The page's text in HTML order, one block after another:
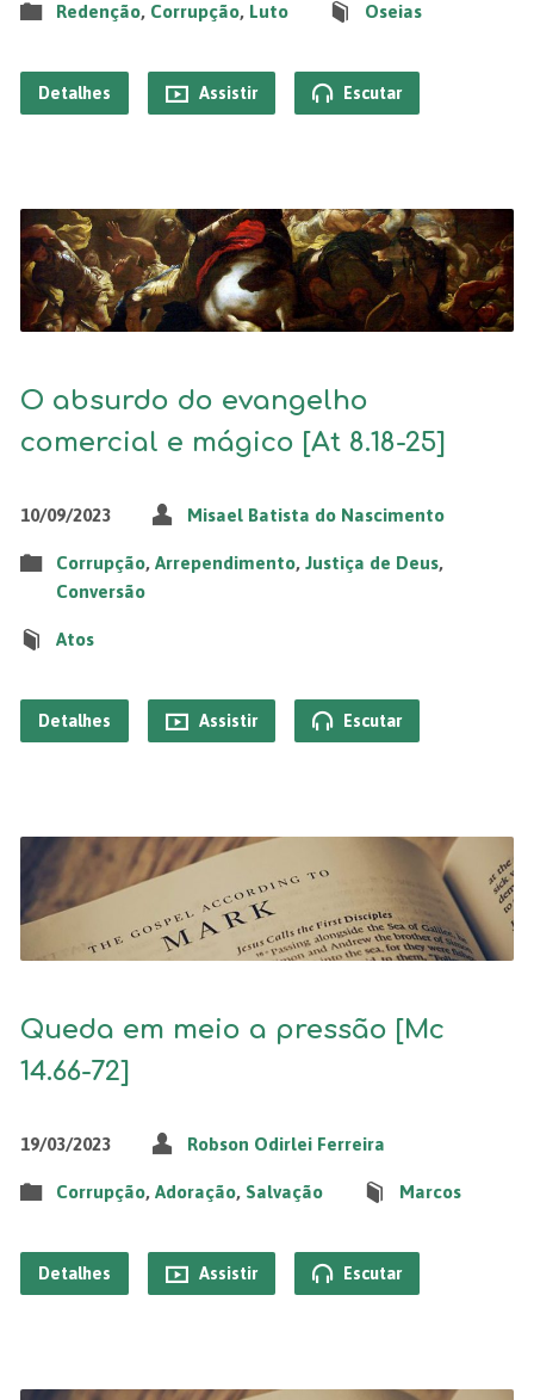
Redenção, Corrupção, Luto Oseias
Detalhes Assistir Escutar
O absurdo do evangelho
comercial e mágico [At 8.18-25]
10/09/2023 Misael Batista do Nascimento
Corrupção, Arrependimento, Justiça de Deus,
Conversão
Atos
Detalhes Assistir Escutar
Queda em meio a pressão [Mc
14.66-72]
19/03/2023 Robson Odirlei Ferreira
Corrupção, Adoração, Salvação Marcos
Detalhes Assistir Escutar